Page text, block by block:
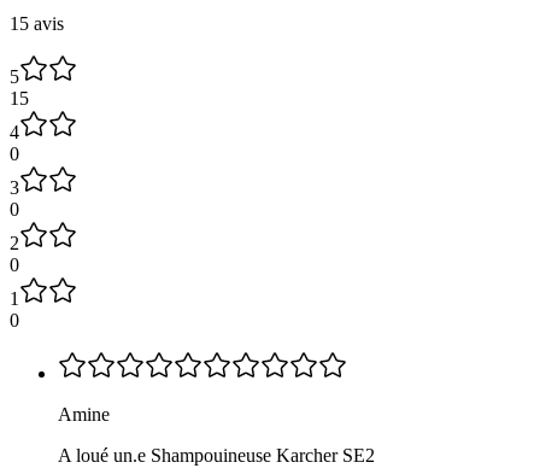
15 avis
5
15
4
0
3
0
2
0
1
0
Amine
A loué un.e Shampouineuse Karcher SE2